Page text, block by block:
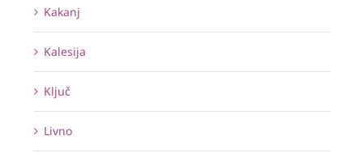
Kakanj
Kalesija
Ključ
Livno